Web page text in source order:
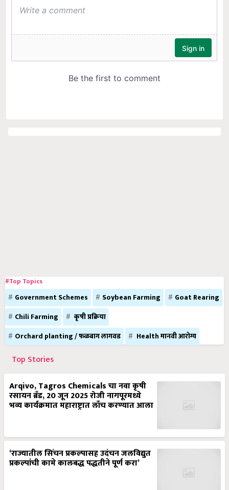
#Top Topics
Government Schemes Soybean Farming
Goat Rearing
Chili Farming
कृषी प्रक्रिया
Orchard planting / फळबाग लागवड
Health मानवी आरोग्य
Top Stories
Arqivo, Tagros Chemicals चा नवा कृषी
रसायन ब्रँड, 20 जून 2025 रोजी नागपूरमध्ये
भव्य कार्यक्रमात महाराष्ट्रात लाँच करण्यात आला
‘राज्यातील सिंचन प्रकल्पासह उदंचन जलविद्युत
प्रकल्पांची कामे कालबद्ध पद्धतीने पूर्ण करा’